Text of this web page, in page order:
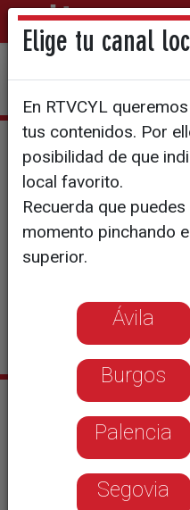
Fran Asensio
la
Sus últimas noticias
Elige tu canal
En RTVCYL
tus contenidos. Por
posibilidad de que
local favorito.
Recuerda que
momento pinchando
superior.
Ávila
Burgos
Palencia
Segovia